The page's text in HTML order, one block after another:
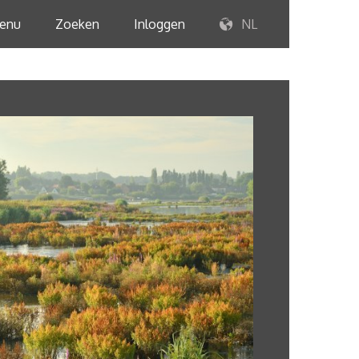
Zoeken Inloggen NL